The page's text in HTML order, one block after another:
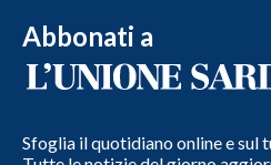
Abbonati a
Sfoglia il quotidiano online e sul